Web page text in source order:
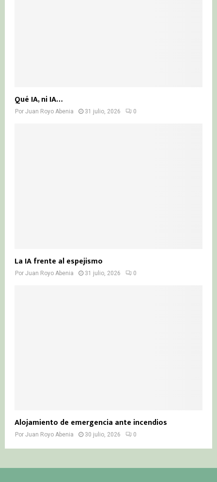
Qué IA, ni IA…
Por Juan Royo Abenia 31 julio, 2026 0
La IA frente al espejismo
Por Juan Royo Abenia 31 julio, 2026 0
Alojamiento de emergencia ante incendios
Por Juan Royo Abenia 30 julio, 2026 0